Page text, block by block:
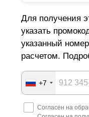
Для получения
указать
указанный
расчетом.
+7
Согласен на